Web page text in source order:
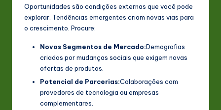
Oportunidades são condições externas que você pode
explorar. Tendências emergentes criam novas vias para
o crescimento. Procure:
Novos Segmentos de Mercado:Demografias
criadas por mudanças sociais que exigem novas
ofertas de produtos.
Potencial de Parcerias:Colaborações com
provedores de tecnologia ou empresas
complementares.